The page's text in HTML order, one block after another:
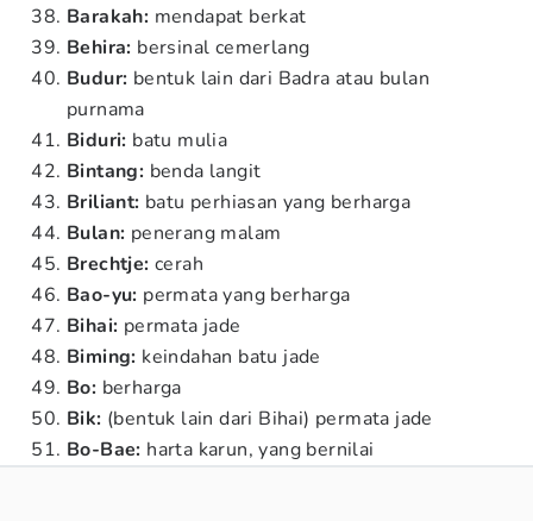
Barakah: mendapat berkat
Behira: bersinal cemerlang
Budur: bentuk lain dari Badra atau bulan
purnama
Biduri: batu mulia
Bintang: benda langit
Briliant: batu perhiasan yang berharga
Bulan: penerang malam
Brechtje: cerah
Bao-yu: permata yang berharga
Bihai: permata jade
Biming: keindahan batu jade
Bo: berharga
Bik: (bentuk lain dari Bihai) permata jade
Bo-Bae: harta karun, yang bernilai